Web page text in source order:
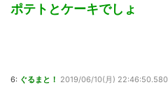
ポテトとケーキでしょ
6: ぐるまと！ 2019/06/10(月) 22:46:50.580